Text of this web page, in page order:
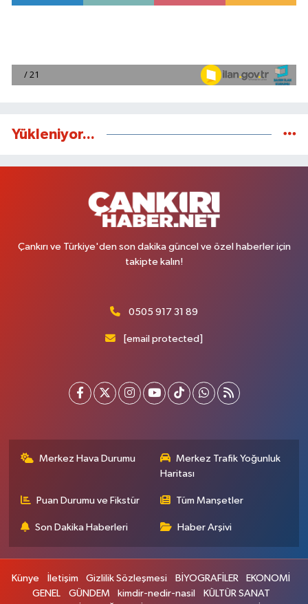
Yükleniyor...
Çankırı ve Türkiye'den son dakika güncel ve özel haberler için
takipte kalın!
0505 917 31 89
[email protected]
Merkez Hava Durumu
Merkez Trafik Yoğunluk
Haritası
Puan Durumu ve Fikstür Tüm Manşetler
Son Dakika Haberleri Haber Arşivi
Künye İletişim Gizlilik Sözleşmesi BİYOGRAFİLER
EKONOMİ
GENEL
GÜNDEM kimdir-nedir-nasil
KÜLTÜR SANAT